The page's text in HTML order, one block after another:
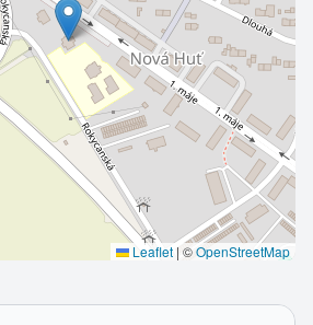
Leaflet | ©OpenStreetMap